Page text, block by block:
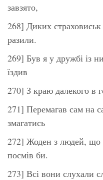
завзято,
268] Диких
разили.
269] Був я у дружбі із
їздив
270] З краю далекого в
271] Перемагав сам на
змагатись
272] Жоден з людей, що
посмів би.
273] Всі вони слухали